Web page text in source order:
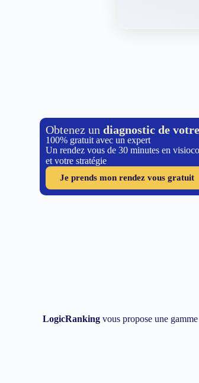
Obtenez undiagnostic de
100% gratuit avec un expert
Un rendez vous de 30 minutes en
et votre stratégie
Je prends mon rendez vous gratuit
LogicRanking vous propose une